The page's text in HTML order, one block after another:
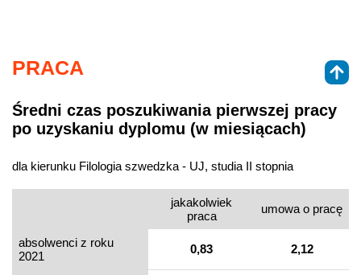
PRACA
Średni czas poszukiwania pierwszej pracy
po uzyskaniu dyplomu (w miesiącach)
dla kierunku Filologia szwedzka - UJ, studia II stopnia
jakakolwiek
praca
umowa o pracę
absolwenci z roku
2021
0,83 2,12